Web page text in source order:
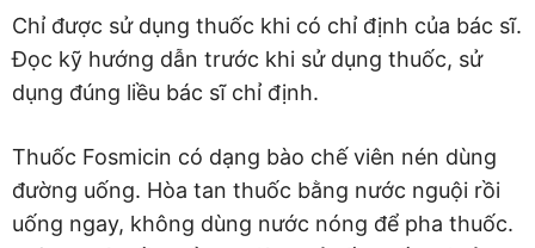
Chỉ được sử dụng thuốc khi có chỉ định của bác sĩ.
Đọc kỹ hướng dẫn trước khi sử dụng thuốc, sử
dụng đúng liều bác sĩ chỉ định.
Thuốc Fosmicin có dạng bào chế viên nén dùng
đường uống. Hòa tan thuốc bằng nước nguội rồi
uống ngay, không dùng nước nóng để pha thuốc.